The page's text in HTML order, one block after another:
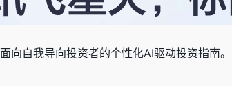
面向自我导向投资者的个性化AI驱动投资指南。